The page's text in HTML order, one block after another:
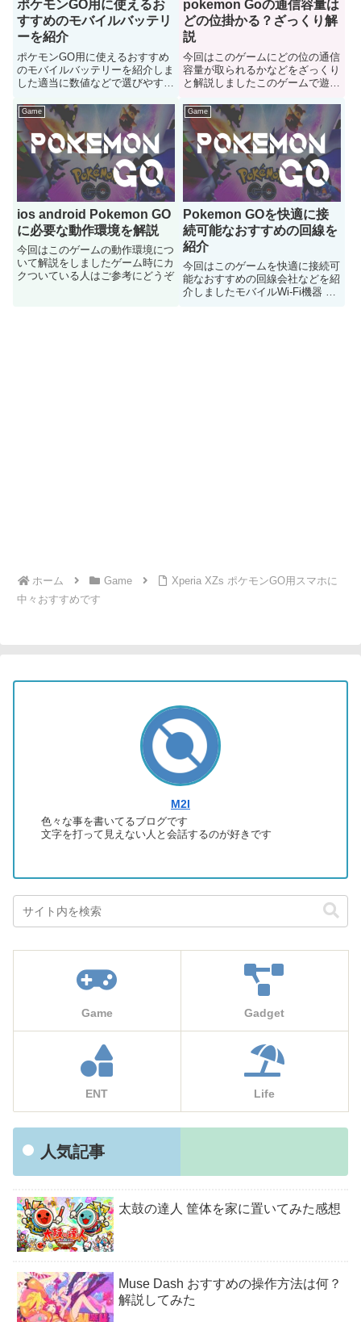
ポケモンGO用に使えるお
すすめのモバイルバッテリ
ーを紹介
ポケモンGO用に使えるおすすめ
のモバイルバッテリーを紹介しま
した適当に数値などで選びやすい
気にしてる方にも是非ご参考にど
うぞ
pokemon Goの通信容量は
どの位掛かる？ざっくり解
説
今回はこのゲームにどの位の通信
容量が取られるかなどをざっくり
と解説しましたこのゲームで遊ぶ
どの位掛かるのかが気になる人は
どうぞ
Game
ios android Pokemon GO
に必要な動作環境を解説
今回はこのゲームの動作環境につ
いて解説をしましたゲーム時にカ
クついている人はご参考にどうぞ
Game
Pokemon GOを快適に接
続可能なおすすめの回線を
紹介
今回はこのゲームを快適に接続可
能なおすすめの回線会社などを紹
介しましたモバイルWi-Fi機器 回
ホーム Game
Xperia XZs ポケモンGO用スマホに
中々おすすめです
M2I
色々な事を書いてるブログです
文字を打って見えない人と会話するのが好きです
Game Gadget
ENT Life
人気記事
太鼓の達人 筐体を家に置いてみた感想
Muse Dash おすすめの操作方法は何？
解説してみた